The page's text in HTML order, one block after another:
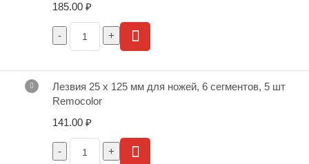
185.00 ₽
Лезвия 25 х 125 мм для ножей, 6 сегментов, 5 шт
Remocolor
141.00 ₽